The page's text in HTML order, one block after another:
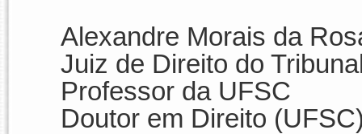
Alexandre Morais da
Juiz de Direito do
Professor da UFSC
Doutor em Direito